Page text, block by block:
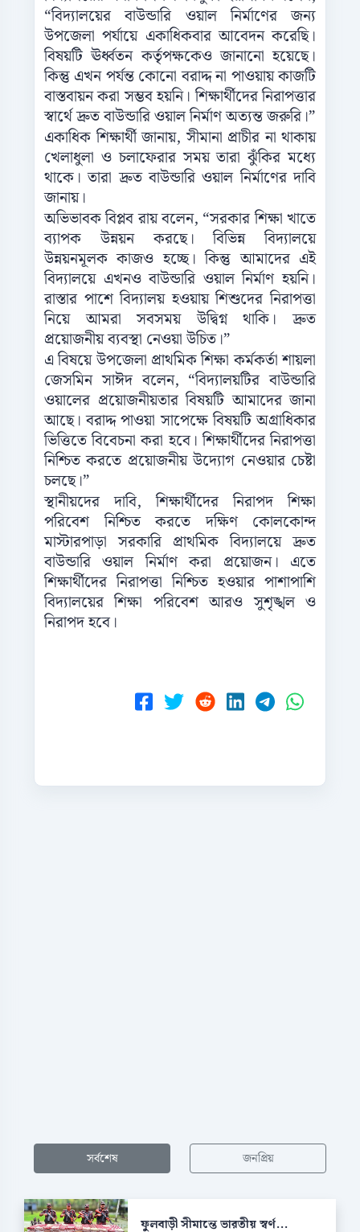
“বিদ্যালয়ের বাউন্ডারি ওয়াল নির্মাণের জন্য
উপজেলা পর্যায়ে একাধিকবার আবেদন করেছি।
বিষয়টি ঊর্ধ্বতন কর্তৃপক্ষকেও জানানো হয়েছে।
কিন্তু এখন পর্যন্ত কোনো বরাদ্দ না পাওয়ায় কাজটি
বাস্তবায়ন করা সম্ভব হয়নি। শিক্ষার্থীদের নিরাপত্তার
স্বার্থে দ্রুত বাউন্ডারি ওয়াল নির্মাণ অত্যন্ত জরুরি।”
একাধিক শিক্ষার্থী জানায়, সীমানা প্রাচীর না থাকায়
খেলাধুলা ও চলাফেরার সময় তারা ঝুঁকির মধ্যে
থাকে। তারা দ্রুত বাউন্ডারি ওয়াল নির্মাণের দাবি
জানায়।
অভিভাবক বিপ্লব রায় বলেন, “সরকার শিক্ষা খাতে
ব্যাপক উন্নয়ন করছে। বিভিন্ন বিদ্যালয়ে
উন্নয়নমূলক কাজও হচ্ছে। কিন্তু আমাদের এই
বিদ্যালয়ে এখনও বাউন্ডারি ওয়াল নির্মাণ হয়নি।
রাস্তার পাশে বিদ্যালয় হওয়ায় শিশুদের নিরাপত্তা
নিয়ে আমরা সবসময় উদ্বিগ্ন থাকি। দ্রুত
প্রয়োজনীয় ব্যবস্থা নেওয়া উচিত।”
এ বিষয়ে উপজেলা প্রাথমিক শিক্ষা কর্মকর্তা শায়লা
জেসমিন সাঈদ বলেন, “বিদ্যালয়টির বাউন্ডারি
ওয়ালের প্রয়োজনীয়তার বিষয়টি আমাদের জানা
আছে। বরাদ্দ পাওয়া সাপেক্ষে বিষয়টি অগ্রাধিকার
ভিত্তিতে বিবেচনা করা হবে। শিক্ষার্থীদের নিরাপত্তা
নিশ্চিত করতে প্রয়োজনীয় উদ্যোগ নেওয়ার চেষ্টা
চলছে।”
স্থানীয়দের দাবি, শিক্ষার্থীদের নিরাপদ শিক্ষা
পরিবেশ নিশ্চিত করতে দক্ষিণ কোলকোন্দ
মাস্টারপাড়া সরকারি প্রাথমিক বিদ্যালয়ে দ্রুত
বাউন্ডারি ওয়াল নির্মাণ করা প্রয়োজন। এতে
শিক্ষার্থীদের নিরাপত্তা নিশ্চিত হওয়ার পাশাপাশি
বিদ্যালয়ের শিক্ষা পরিবেশ আরও সুশৃঙ্খল ও
নিরাপদ হবে।
সর্বশেষ জনপ্রিয়
ফুলবাড়ী সীমান্তে ভারতীয় স্বর্ণ...